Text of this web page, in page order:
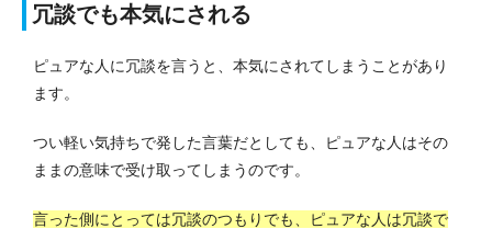
冗談でも本気にされる
ピュアな人に冗談を言うと、本気にされてしまうことがあり
ます。
つい軽い気持ちで発した言葉だとしても、ピュアな人はその
ままの意味で受け取ってしまうのです。
言った側にとっては冗談のつもりでも、ピュアな人は冗談で